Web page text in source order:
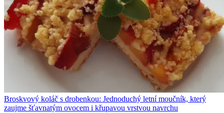
Broskvový koláč s drobenkou: Jednoduchý letní moučník, který
zaujme šťavnatým ovocem i křupavou vrstvou navrchu